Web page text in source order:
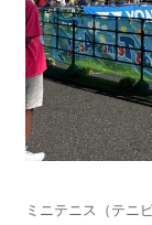
ミニテニス（テニ